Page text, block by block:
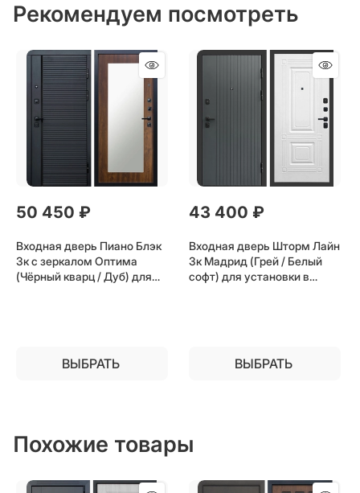
Рекомендуем посмотреть
50 450 ₽
Входная дверь Пиано Блэк
3к с зеркалом Оптима
(Чёрный кварц / Дуб) для
ВЫБРАТЬ
43 400 ₽
Входная дверь Шторм Лайн
3к Мадрид (Грей / Белый
софт) для установки в
ВЫБРАТЬ
Похожие товары